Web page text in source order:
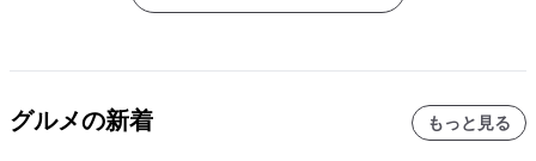
グルメの新着 もっと見る